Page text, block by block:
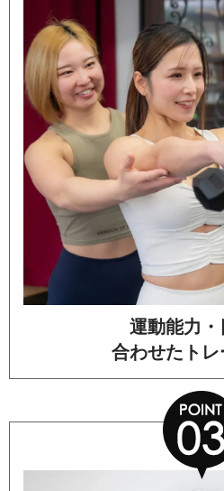
運動能力・
合わせたト